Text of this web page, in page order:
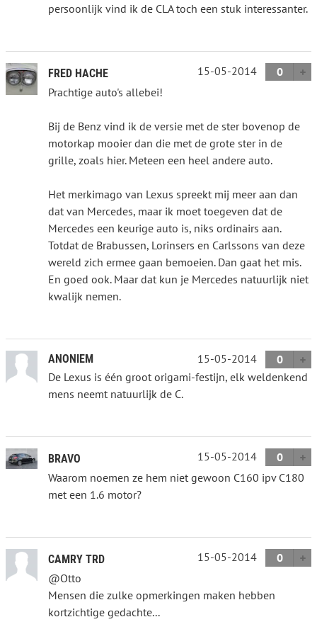
persoonlijk vind ik de CLA toch een stuk interessanter.
FRED HACHE 15-05-2014
0
Prachtige auto's allebei!
Bij de Benz vind ik de versie met de ster bovenop de
motorkap mooier dan die met de grote ster in de
grille, zoals hier. Meteen een heel andere auto.
Het merkimago van Lexus spreekt mij meer aan dan
dat van Mercedes, maar ik moet toegeven dat de
Mercedes een keurige auto is, niks ordinairs aan.
Totdat de Brabussen, Lorinsers en Carlssons van deze
wereld zich ermee gaan bemoeien. Dan gaat het mis.
En goed ook. Maar dat kun je Mercedes natuurlijk niet
kwalijk nemen.
ANONIEM 15-05-2014
0
De Lexus is één groot origami-festijn, elk weldenkend
mens neemt natuurlijk de C.
BRAVO 15-05-2014
0
Waarom noemen ze hem niet gewoon C160 ipv C180
met een 1.6 motor?
CAMRY TRD 15-05-2014
0
@Otto
Mensen die zulke opmerkingen maken hebben
kortzichtige gedachte...